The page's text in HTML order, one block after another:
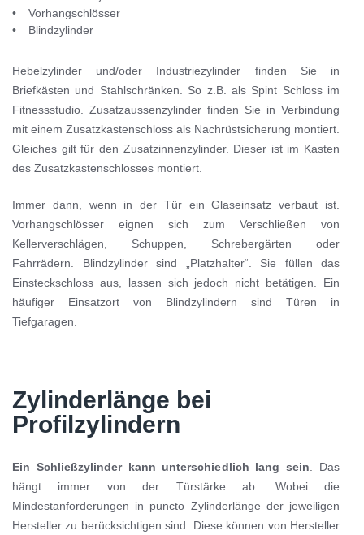
Vorhangschlösser
Blindzylinder
Hebelzylinder und/oder Industriezylinder finden Sie in
Briefkästen und Stahlschränken. So z.B. als Spint Schloss im
Fitnessstudio. Zusatzaussenzylinder finden Sie in Verbindung
mit einem Zusatzkastenschloss als Nachrüstsicherung montiert.
Gleiches gilt für den Zusatzinnenzylinder. Dieser ist im Kasten
des Zusatzkastenschlosses montiert.
Immer dann, wenn in der Tür ein Glaseinsatz verbaut ist.
Vorhangschlösser eignen sich zum Verschließen von
Kellerverschlägen, Schuppen, Schrebergärten oder
Fahrrädern. Blindzylinder sind „Platzhalter“. Sie füllen das
Einsteckschloss aus, lassen sich jedoch nicht betätigen. Ein
häufiger Einsatzort von Blindzylindern sind Türen in
Tiefgaragen.
Zylinderlänge bei
Profilzylindern
Ein Schließzylinder kann unterschiedlich lang sein. Das
hängt immer von der Türstärke ab. Wobei die
Mindestanforderungen in puncto Zylinderlänge der jeweiligen
Hersteller zu berücksichtigen sind. Diese können von Hersteller